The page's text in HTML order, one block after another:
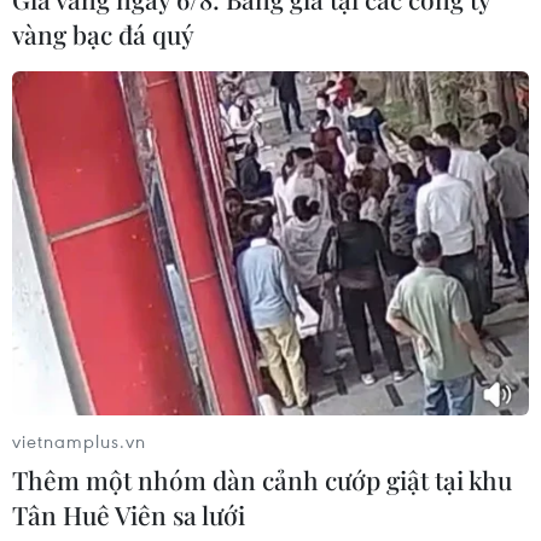
Iran cảnh báo các nước hỗ trợ Mỹ có
thể bị cuốn vào xung đột
01/08/2026 14:14
Xem thêm
Tổng Biên tập: TRẦN TIẾN DUẨN
Phó Tổng Biên tập: NGUYỄN THỊ TÁM, KHÚC THANH
vàng bạc đá quý
vietnamplus.vn
Thêm một nhóm dàn cảnh cướp giật tại khu
Tân Huê Viên sa lưới